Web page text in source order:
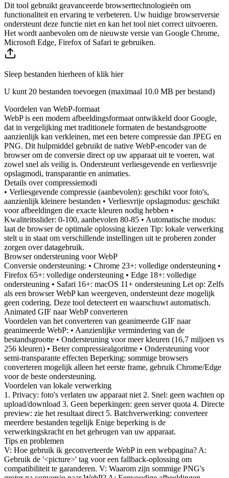
Dit tool gebruikt geavanceerde browserttechnologieën om
functionaliteit en ervaring te verbeteren. Uw huidige browserversie
ondersteunt deze functie niet en kan het tool niet correct uitvoeren.
Het wordt aanbevolen om de nieuwste versie van Google Chrome,
Microsoft Edge, Firefox of Safari te gebruiken.
Sleep bestanden hierheen of klik hier
U kunt 20 bestanden toevoegen (maximaal 10.0 MB per bestand)
Voordelen van WebP-formaat
WebP is een modern afbeeldingsformaat ontwikkeld door Google,
dat in vergelijking met traditionele formaten de bestandsgrootte
aanzienlijk kan verkleinen, met een betere compressie dan JPEG en
PNG. Dit hulpmiddel gebruikt de native WebP-encoder van de
browser om de conversie direct op uw apparaat uit te voeren, wat
zowel snel als veilig is. Ondersteunt verliesgevende en verliesvrije
opslagmodi, transparantie en animaties.
Details over compressiemodi
• Verliesgevende compressie (aanbevolen): geschikt voor foto's,
aanzienlijk kleinere bestanden • Verliesvrije opslagmodus: geschikt
voor afbeeldingen die exacte kleuren nodig hebben •
Kwaliteitsslider: 0-100, aanbevolen 80-85 • Automatische modus:
laat de browser de optimale oplossing kiezen Tip: lokale verwerking
stelt u in staat om verschillende instellingen uit te proberen zonder
zorgen over datagebruik.
Browser ondersteuning voor WebP
Conversie ondersteuning: • Chrome 23+: volledige ondersteuning •
Firefox 65+: volledige ondersteuning • Edge 18+: volledige
ondersteuning • Safari 16+: macOS 11+ ondersteuning Let op: Zelfs
als een browser WebP kan weergeven, ondersteunt deze mogelijk
geen codering. Deze tool detecteert en waarschuwt automatisch.
Animated GIF naar WebP converteren
Voordelen van het converteren van geanimeerde GIF naar
geanimeerde WebP: • Aanzienlijke vermindering van de
bestandsgrootte • Ondersteuning voor meer kleuren (16,7 miljoen vs
256 kleuren) • Beter compressiealgoritme • Ondersteuning voor
semi-transparante effecten Beperking: sommige browsers
converteren mogelijk alleen het eerste frame, gebruik Chrome/Edge
voor de beste ondersteuning.
Voordelen van lokale verwerking
1. Privacy: foto's verlaten uw apparaat niet 2. Snel: geen wachten op
upload/download 3. Geen beperkingen: geen server quota 4. Directe
preview: zie het resultaat direct 5. Batchverwerking: converteer
meerdere bestanden tegelijk Enige beperking is de
verwerkingskracht en het geheugen van uw apparaat.
Tips en problemen
V: Hoe gebruik ik geconverteerde WebP in een webpagina? A:
Gebruik de '<picture>' tag voor een fallback-oplossing om
compatibiliteit te garanderen. V: Waarom zijn sommige PNG's